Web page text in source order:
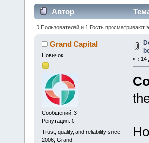
Автор
0 Пользователей и 1 Гость просматривают
Grand Capital
Новичок
Сообщений: 3
Репутация: 0
Trust, quality, and reliability since
2006, Grand
« : 14